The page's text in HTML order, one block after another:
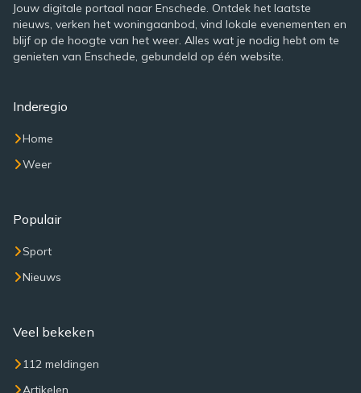
Jouw digitale portaal naar Enschede. Ontdek het laatste
nieuws, verken het woningaanbod, vind lokale evenementen en
blijf op de hoogte van het weer. Alles wat je nodig hebt om te
genieten van Enschede, gebundeld op één website.
Inderegio
Home
Weer
Populair
Sport
Nieuws
Veel bekeken
112 meldingen
Artikelen